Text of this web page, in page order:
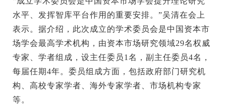
水平、发挥智库平台作用的重要安排。”吴清在会上
表示。据介绍，此次成立的学术委员会是中国资本市
场学会最高学术机构，由资本市场研究领域29名权威
专家、学者组成，设主任委员1名，副主任委员4名，
每届任期4年。委员组成方面，包括政府部门研究机
构、高校专家学者、海外专家学者、市场机构专家
等。